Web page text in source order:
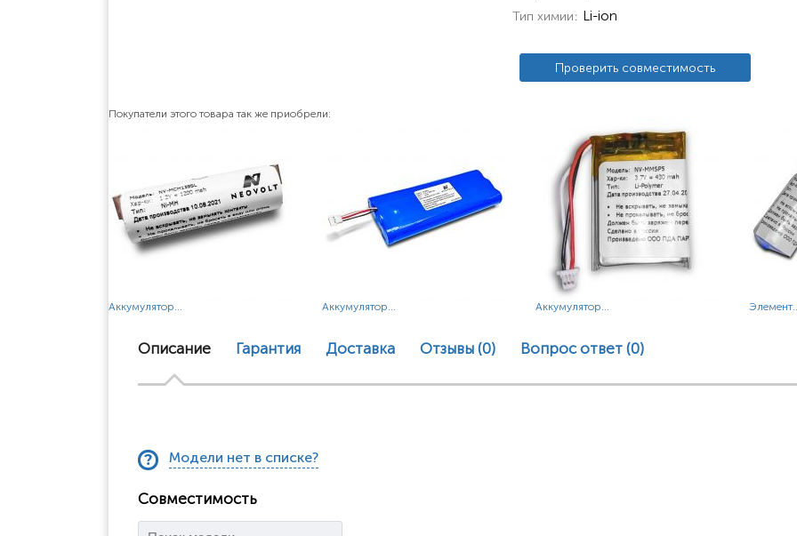
Тип химии Li-ion
Проверить совместимость
Покупатели этого товара так же приобрели:
Аккумулятор... Аккумулятор... Аккумулятор...
Описание Гарантия Доставка Отзывы (0) Вопрос ответ (0)
Модели нет в списке?
Совместимость